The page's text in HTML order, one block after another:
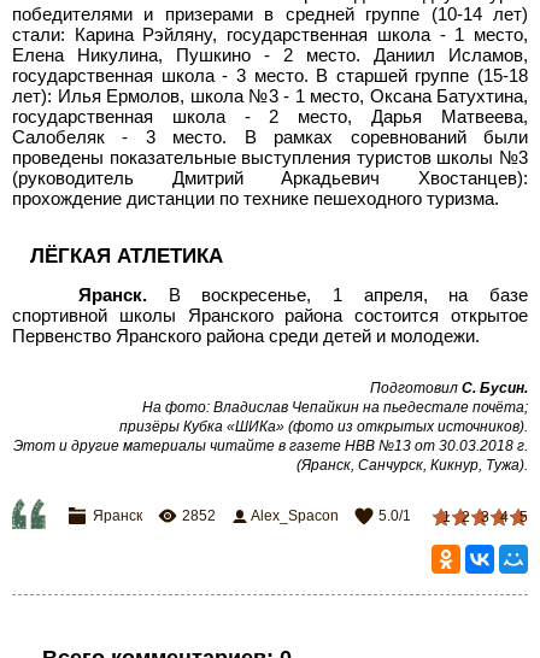
победителями и призерами в средней группе (10-14
лет)
стали: Карина Рэйляну, государственная школа - 1 место,
Елена Никулина, Пушкино - 2
место. Даниил Исламов,
государственная школа - 3 место. В старшей группе (15-18
лет): Илья Ермолов, школа №3 - 1 место, Оксана Батухтина,
государственная школа - 2
место, Дарья Матвеева,
Салобеляк - 3
место. В рамках соревнований были
проведены показательные выступления туристов школы №3
(руководитель Дмитрий Аркадьевич Хвостанцев):
прохождение дистанции по технике пешеходного туризма.
ЛЁГКАЯ АТЛЕТИКА
Яранск.
В воскресенье, 1 апреля, на базе
спортивной школы Яранского района состоится открытое
Первенство Яранского района среди детей и молодежи.
Подготовил С. Бусин.
На фото: Владислав Чепайкин на пьедестале почёта;
призёры Кубка «ШИКа» (фото из открытых источников).
Этот и другие материалы читайте в газете НВВ №13 от 30.03.2018 г.
(Яранск, Санчурск, Кикнур, Тужа).
1 2 3 4 5
Яранск 2852 Alex_Spacon 5.0/1